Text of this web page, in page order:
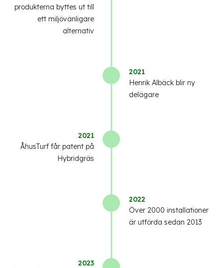
produkterna byttes ut till
ett miljövänligare
alternativ
2021
Henrik Albäck blir ny
delägare
2021
ÅhusTurf får patent på
Hybridgräs
2022
Över 2000 installationer
är utförda sedan 2013
2023